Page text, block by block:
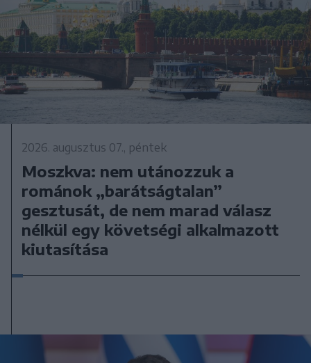
2026. augusztus 07., péntek
Moszkva: nem utánozzuk a
románok „barátságtalan”
gesztusát, de nem marad válasz
nélkül egy követségi alkalmazott
kiutasítása